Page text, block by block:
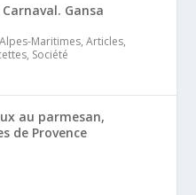
Gansa
Maritimes, Articles,
Société
au parmesan,
de Provence